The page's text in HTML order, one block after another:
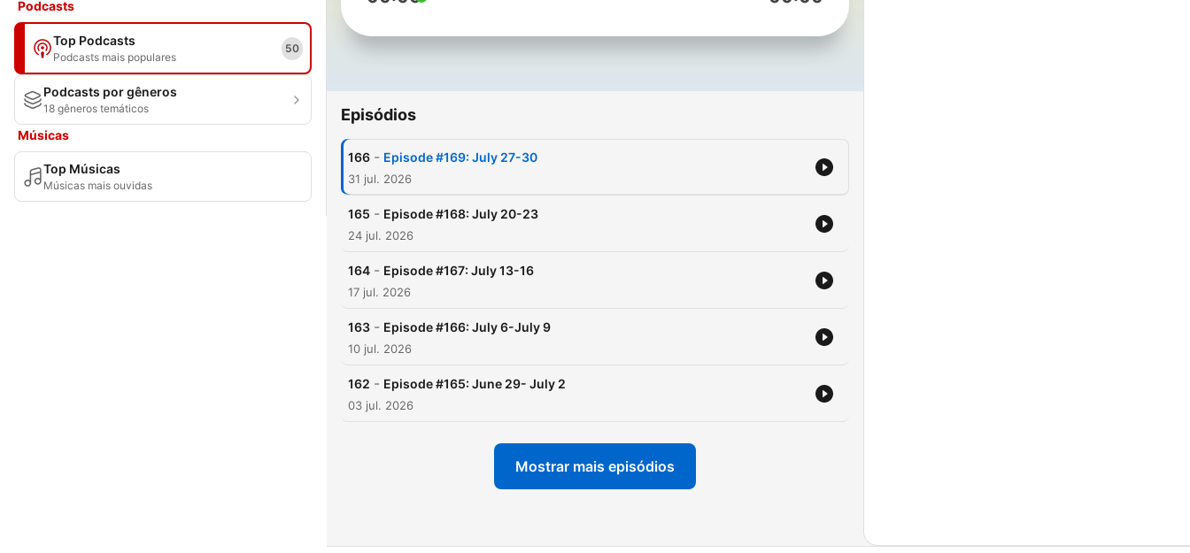
Podcasts
Top Podcasts
Podcasts mais populares
50
Podcasts por gêneros
18 gêneros temáticos
Músicas
Top Músicas
Músicas mais ouvidas
Episódios
166 - Episode #169: July 27-30
31 jul. 2026
165 - Episode #168: July 20-23
24 jul. 2026
164 - Episode #167: July 13-16
17 jul. 2026
163 - Episode #166: July 6-July 9
10 jul. 2026
162 - Episode #165: June 29- July 2
03 jul. 2026
Mostrar mais episódios